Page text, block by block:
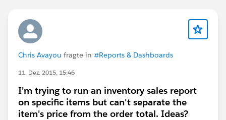
Chris Avayou fragte in #Reports & Dashboards
11. Dez. 2015, 15:46
I'm trying to run an inventory sales report
on specific items but can't separate the
item's price from the order total. Ideas?